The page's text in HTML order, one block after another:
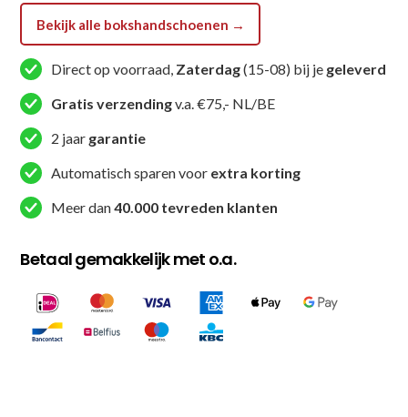
BLACK)
aantal
Bekijk alle bokshandschoenen →
Direct op voorraad, Zaterdag(15-08) bij je geleverd
Gratis verzendingv.a. €75,- NL/BE
2 jaar garantie
Automatisch sparen voor extra korting
Meer dan40.000 tevreden klanten
Betaal gemakkelijk met o.a.